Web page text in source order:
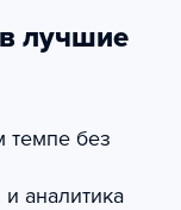
лучшие
темпе без
аналитика